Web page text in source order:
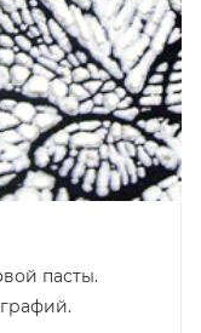
пасты.